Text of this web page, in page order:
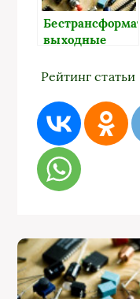
выходные
Рейтинг статьи